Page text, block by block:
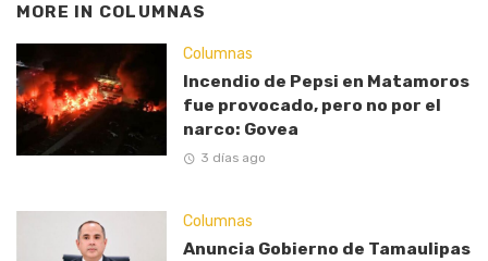
MORE IN COLUMNAS
Columnas
Incendio de Pepsi en Matamoros
fue provocado, pero no por el
narco: Govea
3 días ago
Columnas
Anuncia Gobierno de Tamaulipas